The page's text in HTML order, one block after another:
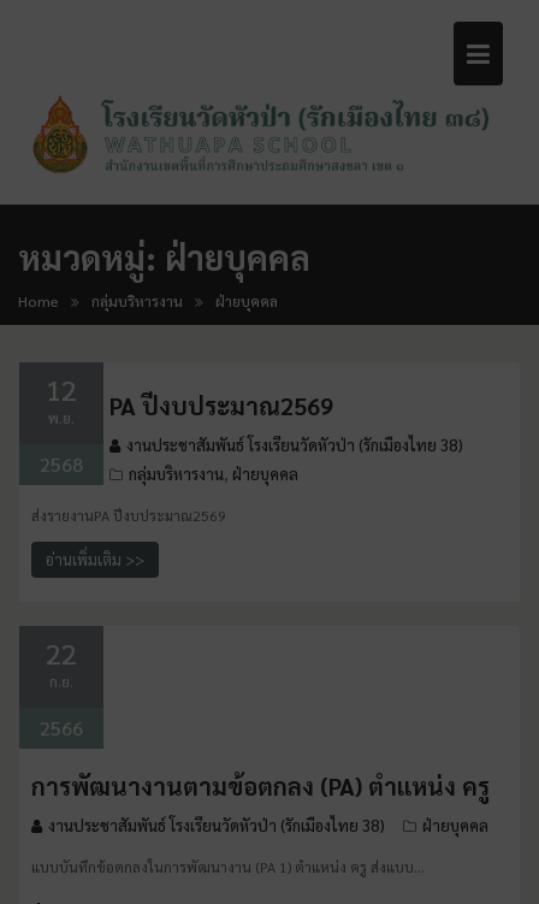
หมวดหมู่: ฝ่ายบุคคล
Home กลุ่มบริหารงาน ฝ่ายบุคคล
12
พ.ย.
2568
PA ปีงบประมาณ2569
งานประชาสัมพันธ์ โรงเรียนวัดหัวป่า (รักเมืองไทย 38)
กลุ่มบริหารงาน, ฝ่ายบุคคล
ส่งรายงานPA ปีงบประมาณ2569
อ่านเพิ่มเติม >>
22
ก.ย.
2566
การพัฒนางานตามข้อตกลง (PA) ตำแหน่ง ครู
งานประชาสัมพันธ์ โรงเรียนวัดหัวป่า (รักเมืองไทย 38) ฝ่ายบุคคล
แบบบันทึกข้อตกลงในการพัฒนางาน (PA 1) ตำแหน่ง ครู ส่งแบบ…